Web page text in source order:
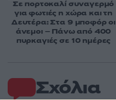
Σχόλια
Σε πορτοκαλί συναγερμό
για φωτιές η χώρα και τη
Δευτέρα: Στα 9 μποφόρ οι
άνεμοι – Πάνω από 400
πυρκαγιές σε 10 ημέρες